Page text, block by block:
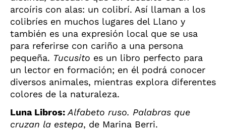
arcoíris con alas: un colibrí. Así llaman a los
colibríes en muchos lugares del Llano y
también es una expresión local que se usa
para referirse con cariño a una persona
pequeña. Tucusito es un libro perfecto para
un lector en formación; en él podrá conocer
diversos animales, mientras explora diferentes
colores de la naturaleza.
Luna Libros: Alfabeto ruso. Palabras que
cruzan la estepa, de Marina Berri.